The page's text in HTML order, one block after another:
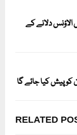
الاؤنس دلانے کے
پیش کیا جائے گا
RELATED